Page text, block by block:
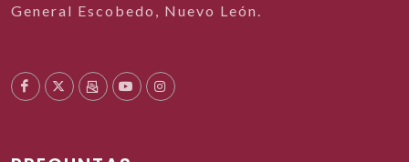
General Escobedo, Nuevo León.